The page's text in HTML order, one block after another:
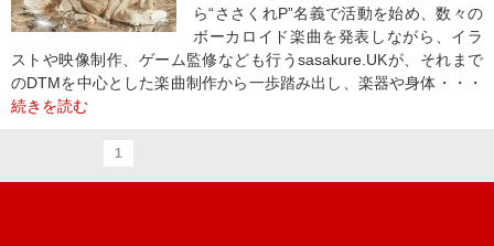
ら“ささくれP”名義で活動を始め、数々の
ボーカロイド楽曲を発表しながら、イラ
ストや映像制作、ゲーム監修なども行うsasakure.UKが、それまで
のDTMを中心とした楽曲制作から一歩踏み出し、楽器や身体・・・
続きを読む
1